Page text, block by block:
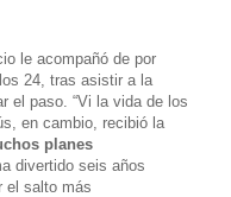
le acompañó de por
24, tras asistir a la
el paso. “Vi la vida de los
en cambio, recibió la
planes
divertido seis años
el salto más